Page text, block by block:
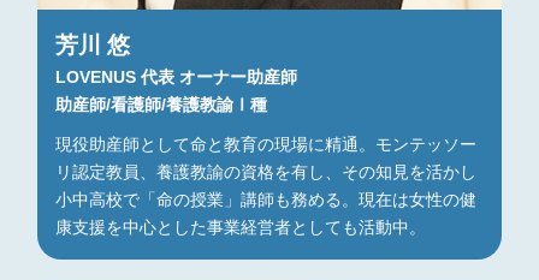
芳川 悠
LOVENUS 代表 オーナー助産師
助産師/看護師/養護教諭Ⅰ種
現役助産師として命と教育の現場に精通。モンテッソー
リ認定教員、養護教諭の資格を有し、その知見を活かし
小中高校で「命の授業」講師も務める。現在は女性の健
康支援を中心とした事業経営者としても活動中。